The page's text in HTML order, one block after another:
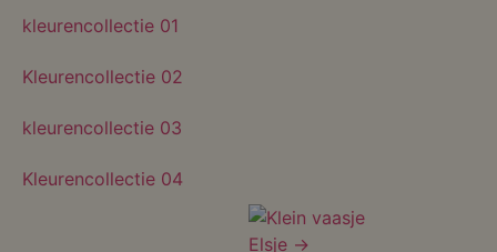
kleurencollectie 01
Kleurencollectie 02
kleurencollectie 03
Kleurencollectie 04